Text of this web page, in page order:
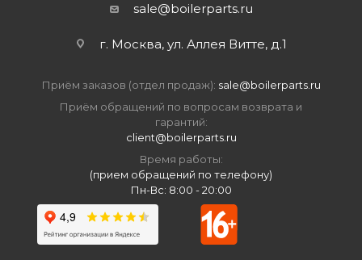
sale@boilerparts.ru
г. Москва, ул. Аллея Витте, д.1
Приём заказов (отдел продаж): sale@boilerparts.ru
Приём обращений по вопросам возврата и
гарантий:
client@boilerparts.ru
Время работы:
(прием обращений по телефону)
Пн-Вс: 8:00 - 20:00